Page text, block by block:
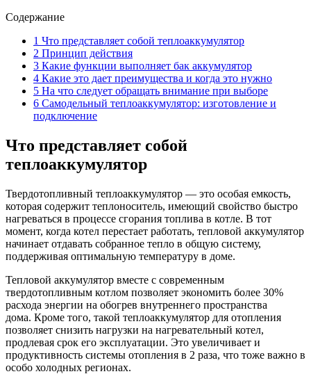
Содержание
1 Что представляет собой теплоаккумулятор
2 Принцип действия
3 Какие функции выполняет бак аккумулятор
4 Какие это дает преимущества и когда это нужно
5 На что следует обращать внимание при выборе
6 Самодельный теплоаккумулятор: изготовление и
подключение
Что представляет собой
теплоаккумулятор
Твердотопливный теплоаккумулятор — это особая емкость,
которая содержит теплоноситель, имеющий свойство быстро
нагреваться в процессе сгорания топлива в котле. В тот
момент, когда котел перестает работать, тепловой аккумулятор
начинает отдавать собранное тепло в общую систему,
поддерживая оптимальную температуру в доме.
Тепловой аккумулятор вместе с современным
твердотопливным котлом позволяет экономить более 30%
расхода энергии на обогрев внутреннего пространства
дома. Кроме того, такой теплоаккумулятор для отопления
позволяет снизить нагрузки на нагревательный котел,
продлевая срок его эксплуатации. Это увеличивает и
продуктивность системы отопления в 2 раза, что тоже важно в
особо холодных регионах.